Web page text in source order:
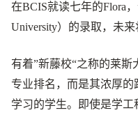
在BCIS就读七年的Flora
University）的录取，未来
有着”新藤校“之称的莱斯
专业排名，而是其浓厚
学习的学生。即使是学